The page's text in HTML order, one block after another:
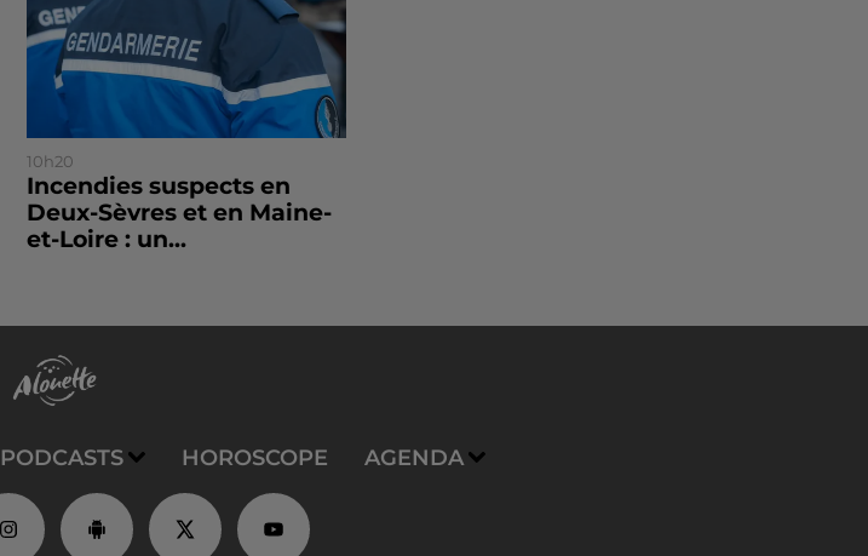
10h20
Incendies suspects en
Deux-Sèvres et en Maine-
et-Loire : un...
PODCASTS HOROSCOPE AGENDA